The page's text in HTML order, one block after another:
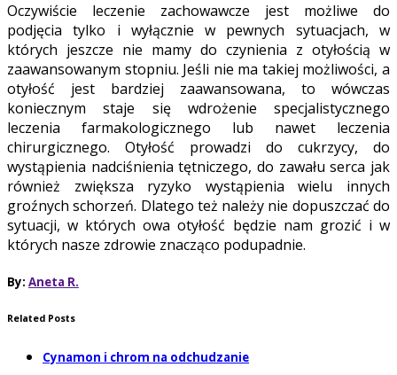
Oczywiście leczenie zachowawcze jest możliwe do
podjęcia tylko i wyłącznie w pewnych sytuacjach, w
których jeszcze nie mamy do czynienia z otyłością w
zaawansowanym stopniu. Jeśli nie ma takiej możliwości, a
otyłość jest bardziej zaawansowana, to wówczas
koniecznym staje się wdrożenie specjalistycznego
leczenia farmakologicznego lub nawet leczenia
chirurgicznego. Otyłość prowadzi do cukrzycy, do
wystąpienia nadciśnienia tętniczego, do zawału serca jak
również zwiększa ryzyko wystąpienia wielu innych
groźnych schorzeń. Dlatego też należy nie dopuszczać do
sytuacji, w których owa otyłość będzie nam grozić i w
których nasze zdrowie znacząco podupadnie.
By: Aneta R.
Related Posts
Cynamon i chrom na odchudzanie